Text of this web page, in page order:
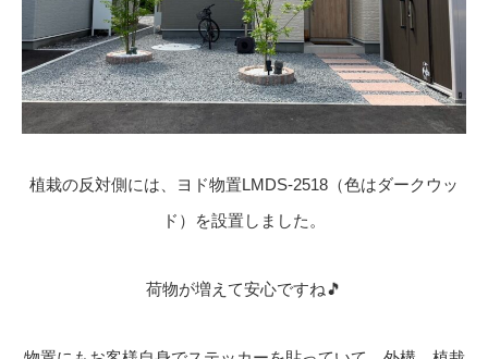
植栽の反対側には、ヨド物置LMDS-2518（色はダークウッ
ド）を設置しました。
荷物が増えて安心ですね🎵